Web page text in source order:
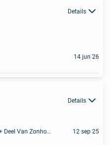
Details
14 jun 26
Details
Houthalen+ Deel Van Zonhoven En Zolder 12 sep 25